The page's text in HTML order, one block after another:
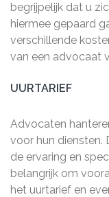
begrijpelijk dat u
hiermee gepaard
verschillende
van een advocaat
UURTARIEF
Advocaten
voor hun diensten.
de ervaring en
belangrijk om
het uurtarief en